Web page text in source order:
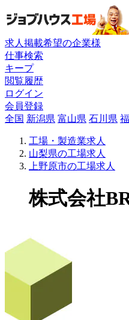
求人掲載希望の企業様
仕事検索
キープ
閲覧履歴
ログイン
会員登録
全国 新潟県 富山県 石川県
工場・製造業求人
山梨県の工場求人
上野原市の工場求人
株式会社